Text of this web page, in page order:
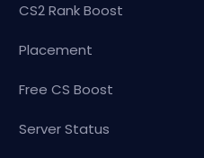
CS2 Rank Boost
Placement
Free CS Boost
Server Status